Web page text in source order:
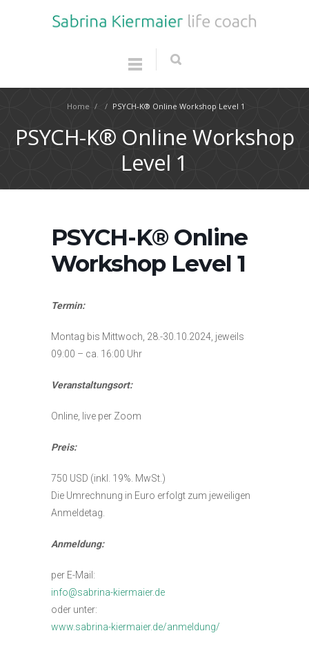
Home / / PSYCH-K® Online Workshop Level 1
PSYCH-K® Online Workshop
Level 1
PSYCH-K® Online
Workshop Level 1
Termin:
Montag bis Mittwoch, 28.-30.10.2024, jeweils
09:00 – ca. 16:00 Uhr
Veranstaltungsort:
Online, live per Zoom
Preis:
750 USD (inkl. 19%. MwSt.)
Die Umrechnung in Euro erfolgt zum jeweiligen
Anmeldetag.
Anmeldung:
per E-Mail:
info@sabrina-kiermaier.de
oder unter:
www.sabrina-kiermaier.de/anmeldung/